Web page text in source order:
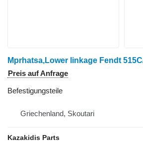
Preis auf Anfrage
Befestigungsteile
Griechenland, Skoutari
Kazakidis Parts